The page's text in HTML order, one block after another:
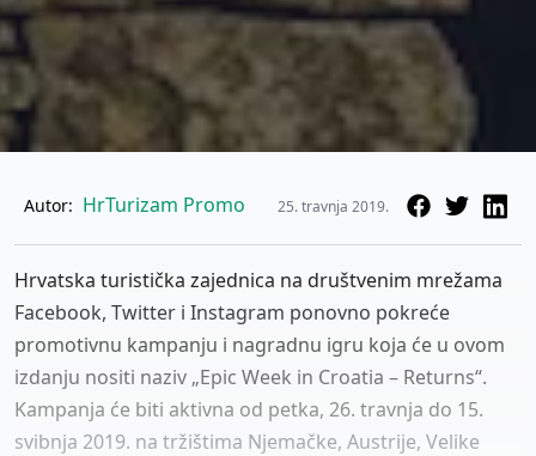
Autor: HrTurizam Promo 25. travnja 2019.
Hrvatska turistička zajednica na društvenim mrežama
Facebook, Twitter i Instagram ponovno pokreće
promotivnu kampanju i nagradnu igru koja će u ovom
izdanju nositi naziv „Epic Week in Croatia – Returns“.
Kampanja će biti aktivna od petka, 26. travnja do 15.
svibnja 2019. na tržištima Njemačke, Austrije, Velike